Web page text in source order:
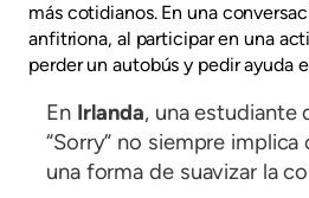
más cotidianos. En una
anfitriona, al participar en una
perder un autobús y pedir ayuda
En Irlanda, una estudiante
“Sorry” no siempre
una forma de suavizar la